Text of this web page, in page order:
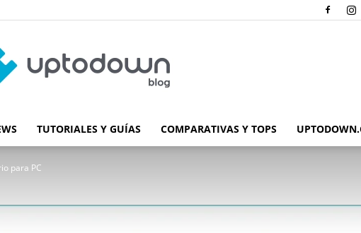
Blog
TUTORIALES Y GUÍAS COMPARATIVAS Y TOPS
para PC